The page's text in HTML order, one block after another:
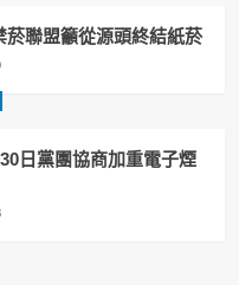
聯盟籲從源頭終結紙菸
日黨團協商加重電子煙